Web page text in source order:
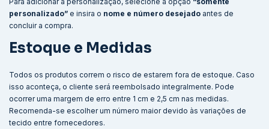
personalizado” e insira o nome e número desejado antes de
concluir a compra.
Estoque e Medidas
Todos os produtos correm o risco de estarem fora de estoque. Caso
isso aconteça, o cliente será reembolsado integralmente. Pode
ocorrer uma margem de erro entre 1 cm e 2,5 cm nas medidas.
Recomenda-se escolher um número maior devido às variações de
tecido entre fornecedores.